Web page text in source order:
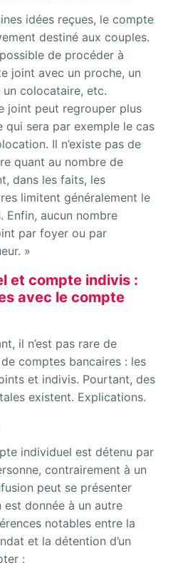
idées reçues, le compte
destiné aux couples.
de procéder à
joint avec un proche, un
colocataire, etc.
joint peut regrouper plus
qui sera par exemple le cas
Il n’existe pas de
quant au nombre de
dans les faits, les
limitent généralement le
Enfin, aucun nombre
par foyer ou par
»
et compte indivis :
avec le compte
il n’est pas rare de
comptes bancaires : les
et indivis. Pourtant, des
existent. Explications.
individuel est détenu par
contrairement à un
peut se présenter
est donnée à un autre
notables entre la
et la détention d’un
: